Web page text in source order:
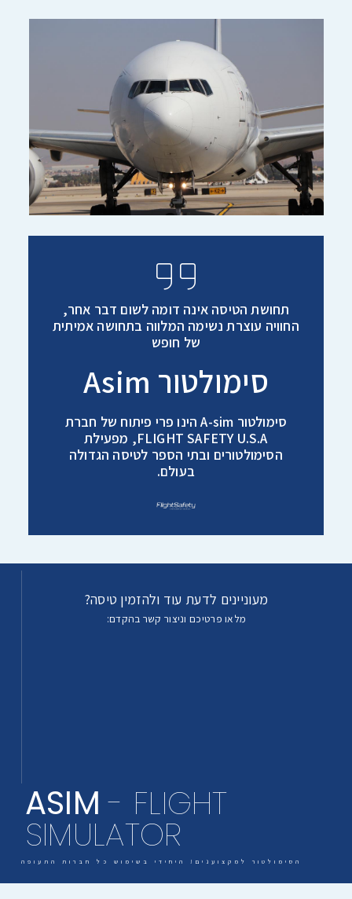
תחושת הטיסה אינה דומה לשום דבר אחר,
החוויה עוצרת נשימה המלווה בתחושה אמיתית
של חופש
סימולטור Asim
סימולטור A-sim הינו פרי פיתוח של חברת
FLIGHT SAFETY U.S.A, מפעילת
הסימולטורים ובתי הספר לטיסה הגדולה
בעולם.
מעוניינים לדעת עוד ולהזמין טיסה?
מלאו פרטיכם וניצור קשר בהקדם:
ASIM- FLIGHT
SIMULATOR
הסימולטור למקצוענים! היחידי בשימוש כל חברות התעופה